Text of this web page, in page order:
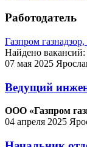
Работодатель
Газпром
Найдено вакансий:
07 мая 2025
Ведущий
ООО «Газпром
04 апреля 2025